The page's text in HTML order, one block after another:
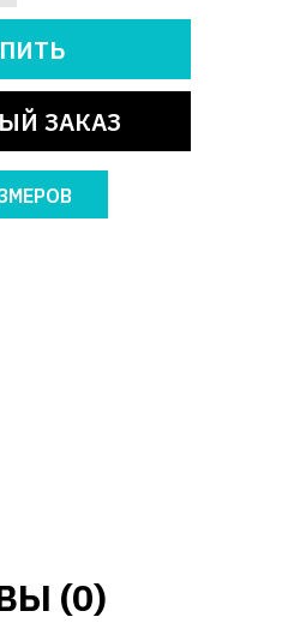
ЗАКАЗ
(0)